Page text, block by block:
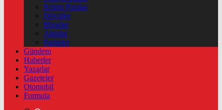
Kripto Paralar
Dövizler
Hisseler
Altınlar
Pariteler
Gündem
Haberler
Yazarlar
Gazeteler
Otomobil
Formula